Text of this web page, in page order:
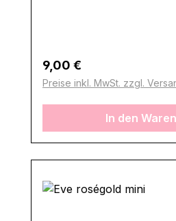
Regulärer Preis:
9,00 €
Preise inkl. MwSt. zzgl.
In den